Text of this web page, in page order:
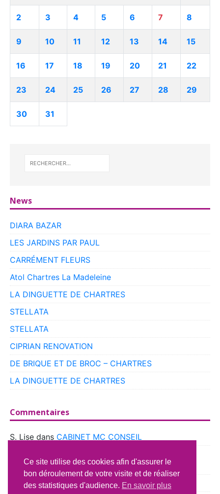
2 3 4 5 6 7 8
9 10 11 12 13 14 15
16 17 18 19 20 21 22
23 24 25 26 27 28 29
30 31
News
DIARA BAZAR
LES JARDINS PAR PAUL
CARRÉMENT FLEURS
Atol Chartres La Madeleine
LA DINGUETTE DE CHARTRES
STELLATA
STELLATA
CIPRIAN RENOVATION
DE BRIQUE ET DE BROC – CHARTRES
LA DINGUETTE DE CHARTRES
Commentaires
S. Lise dans CABINET MC CONSEIL
BEAUCE
Richard LaverydansATELIER DU CAMPING CAR
Ce site utilise des cookies afin d'assurer le
bon déroulement de votre visite et de réaliser
des statistiques d'audience. En savoir plus